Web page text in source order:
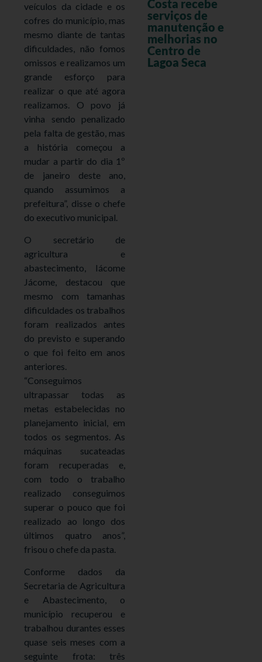
veículos da cidade e os
cofres do município, mas
mesmo diante de tantas
dificuldades, não fomos
omissos e realizamos um
grande esforço para
realizar o que até agora
realizamos. O povo já
vinha sendo penalizado
pela falta de gestão, mas
a história começou a
mudar a partir do dia 1º
de janeiro deste ano,
quando assumimos a
prefeitura”, disse o chefe
do executivo municipal.
O secretário de
agricultura e
abastecimento, Iácome
Jácome, destacou que
mesmo com tamanhas
dificuldades os trabalhos
foram realizados antes
do previsto e superando
o que foi feito em anos
anteriores.
“Conseguimos
ultrapassar todas as
metas estabelecidas no
planejamento inicial, em
todos os segmentos. As
máquinas sucateadas
foram recuperadas e,
com todo o trabalho
realizado conseguimos
superar o pouco que foi
realizado ao longo dos
últimos quatro anos”,
frisou o chefe da pasta.
Conforme dados da
Secretaria de Agricultura
e Abastecimento, o
município recuperou e
trabalhou durantes esses
quase seis meses com a
seguinte frota: três
Costa recebe
serviços de
manutenção e
melhorias no
Centro de
Lagoa Seca